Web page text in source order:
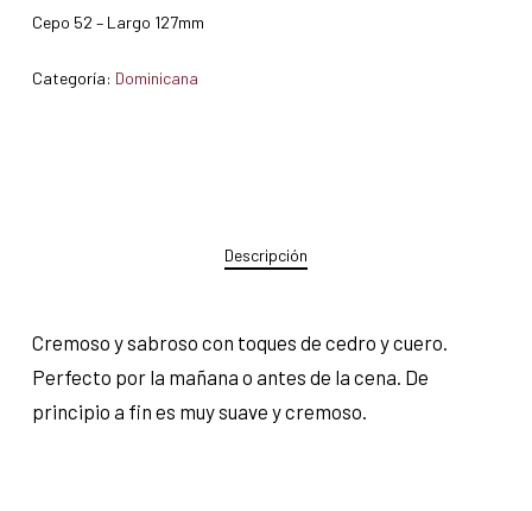
Cepo 52 – Largo 127mm
Categoría: Dominicana
Descripción
Cremoso y sabroso con toques de cedro y cuero.
Perfecto por la mañana o antes de la cena. De
principio a fin es muy suave y cremoso.